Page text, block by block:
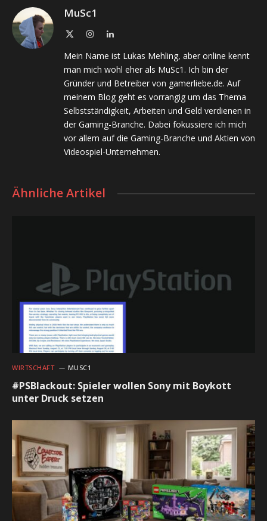
MuSc1
InstagramLinkedIn
Mein Name ist Lukas Mehling, aber online kennt
man mich wohl eher als MuSc1. Ich bin der
Gründer und Betreiber von gamerliebe.de. Auf
meinem Blog geht es vorrangig um das Thema
Selbstständigkeit, Arbeiten und Geld verdienen in
der Gaming-Branche. Dabei fokussiere ich mich
vor allem auf die Gaming-Branche und Aktien von
Videospiel-Unternehmen.
Ähnliche Artikel
WIRTSCHAFT MUSC1
#PSBlackout: Spieler wollen Sony mit Boykott
unter Druck setzen